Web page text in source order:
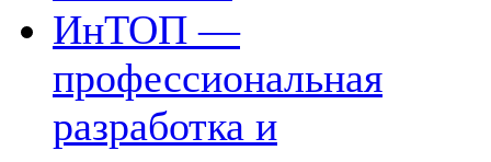
ИнТОП —
профессиональная
разработка и